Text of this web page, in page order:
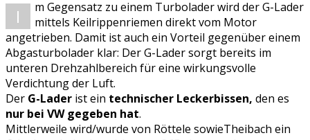
I
m Gegensatz zu einem Turbolader wird der G-Lader
mittels Keilrippenriemen direkt vom Motor
angetrieben. Damit ist auch ein Vorteil gegenüber einem
Abgasturbolader klar: Der G-Lader sorgt bereits im
unteren Drehzahlbereich für eine wirkungsvolle
Verdichtung der Luft.
Der G-Lader ist ein technischer Leckerbissen, den es
nur bei VW gegeben hat.
Mittlerweile wird/wurde von Röttele sowieTheibach ein